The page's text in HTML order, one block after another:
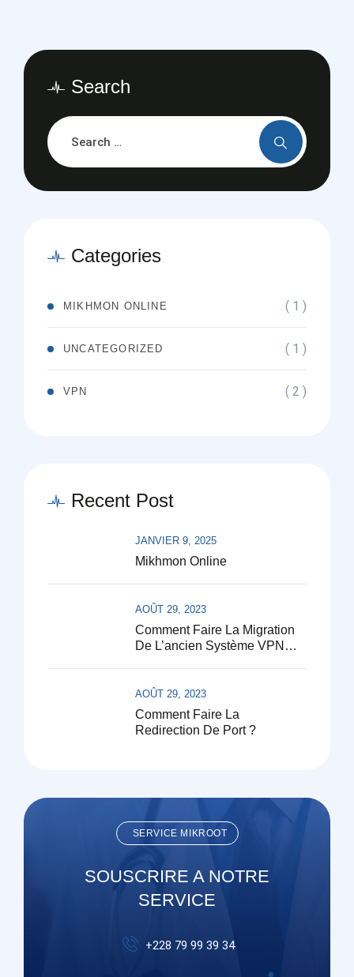
Search
Categories
MIKHMON ONLINE ( 1 )
UNCATEGORIZED ( 1 )
VPN ( 2 )
Recent Post
Mikhmon Online
JANVIER 9, 2025
Comment Faire La Migration
De L’ancien Système VPN
AOÛT 29, 2023
Comment Faire La
Redirection De Port ?
AOÛT 29, 2023
SERVICE MIKROOT
SOUSCRIRE A NOTRE
SERVICE
+228 79 99 39 34